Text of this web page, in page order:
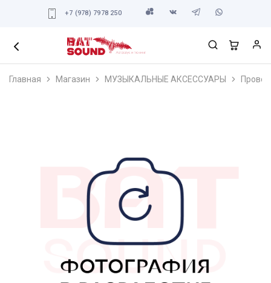
+7 (978) 7978 250
Главная Магазин МУЗЫКАЛЬНЫЕ АКСЕССУАРЫ